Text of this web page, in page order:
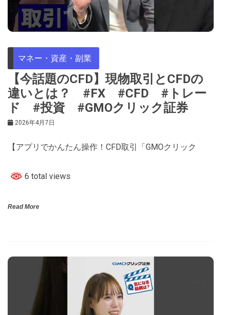
マネー・資産・副業
【今話題のCFD】現物取引とCFDの
違いとは？ #FX #CFD #トレー
ド #投資 #GMOクリック証券
2026年4月7日
【アプリでかんたん操作！CFD取引「GMOクリック
6 total views
Read More